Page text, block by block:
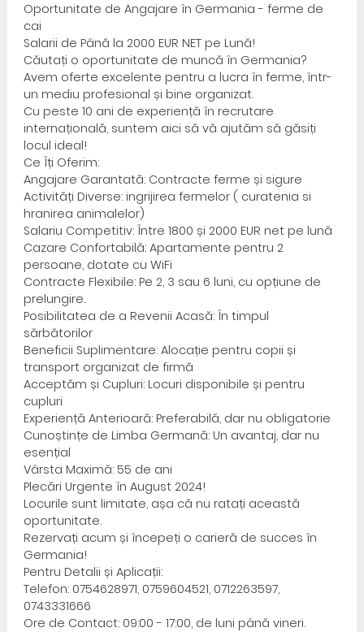
Oportunitate de Angajare în Germania - ferme de
cai
Salarii de Până la 2000 EUR NET pe Lună!
Căutați o oportunitate de muncă în Germania?
Avem oferte excelente pentru a lucra în ferme, într-
un mediu profesional și bine organizat.
Cu peste 10 ani de experiență în recrutare
internațională, suntem aici să vă ajutăm să găsiți
locul ideal!
Ce Îți Oferim:
Angajare Garantată: Contracte ferme și sigure
Activități Diverse: ingrijirea fermelor ( curatenia si
hranirea animalelor)
Salariu Competitiv: Între 1800 și 2000 EUR net pe lună
Cazare Confortabilă: Apartamente pentru 2
persoane, dotate cu WiFi
Contracte Flexibile: Pe 2, 3 sau 6 luni, cu opțiune de
prelungire.
Posibilitatea de a Revenii Acasă: În timpul
sărbătorilor
Beneficii Suplimentare: Alocație pentru copii și
transport organizat de firmă
Acceptăm și Cupluri: Locuri disponibile și pentru
cupluri
Experiență Anterioară: Preferabilă, dar nu obligatorie
Cunoștințe de Limba Germană: Un avantaj, dar nu
esențial
Vârsta Maximă: 55 de ani
Plecări Urgente în August 2024!
Locurile sunt limitate, așa că nu ratați această
oportunitate.
Rezervați acum și începeți o carieră de succes în
Germania!
Pentru Detalii și Aplicații:
Telefon: 0754628971, 0759604521, 0712263597,
0743331666
Ore de Contact: 09:00 - 17:00, de luni până vineri.